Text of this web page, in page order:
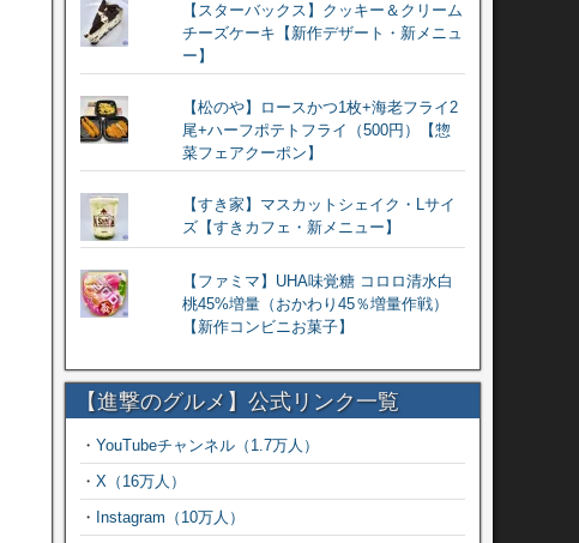
【スターバックス】クッキー＆クリーム
チーズケーキ【新作デザート・新メニュ
ー】
【松のや】ロースかつ1枚+海老フライ2
尾+ハーフポテトフライ（500円）【惣
菜フェアクーポン】
【すき家】マスカットシェイク・Lサイ
ズ【すきカフェ・新メニュー】
【ファミマ】UHA味覚糖 コロロ清水白
桃45%増量（おかわり45％増量作戦）
【新作コンビニお菓子】
【進撃のグルメ】公式リンク一覧
・ YouTubeチャンネル（1.7万人）
・ X（16万人）
・ Instagram（10万人）